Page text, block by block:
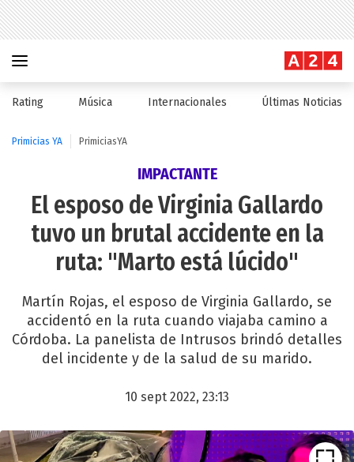
Rating Música Internacionales Últimas Noticias
Primicias YA PrimiciasYA
IMPACTANTE
El esposo de Virginia Gallardo
tuvo un brutal accidente en la
ruta: "Marto está lúcido"
Martín Rojas, el esposo de Virginia Gallardo, se
accidentó en la ruta cuando viajaba camino a
Córdoba. La panelista de Intrusos brindó detalles
del incidente y de la salud de su marido.
10 sept 2022, 23:13